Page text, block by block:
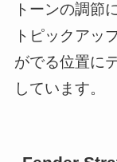
トーンの調節
トピックアッ
がでる位置に
しています。